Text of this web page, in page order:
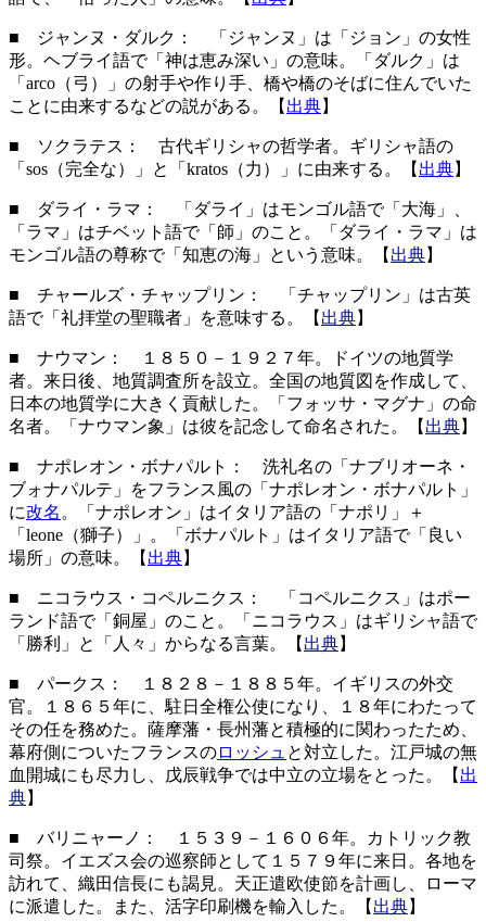
■ ジャンヌ・ダルク： 「ジャンヌ」は「ジョン」の女性
形。ヘブライ語で「神は恵み深い」の意味。「ダルク」は
「arco（弓）」の射手や作り手、橋や橋のそばに住んでいた
ことに由来するなどの説がある。【 出典】
■ ソクラテス： 古代ギリシャの哲学者。ギリシャ語の
「sos（完全な）」と「kratos（力）」に由来する。【 出典】
■ ダライ・ラマ： 「ダライ」はモンゴル語で「大海」、
「ラマ」はチベット語で「師」のこと。「ダライ・ラマ」は
モンゴル語の尊称で「知恵の海」という意味。【 出典】
■ チャールズ・チャップリン： 「チャップリン」は古英
語で「礼拝堂の聖職者」を意味する。【 出典】
■ ナウマン ： １８５０－１９２７年。ドイツの地質学
者。来日後、地質調査所を設立。全国の地質図を作成して、
日本の地質学に大きく貢献した。「フォッサ・マグナ」の命
名者。「ナウマン象」は彼を記念して命名された。【 出典】
■ ナポレオン・ボナパルト： 洗礼名の「ナブリオーネ・
ブォナパルテ」をフランス風の「ナポレオン・ボナパルト」
に改名 。「ナポレオン」はイタリア語の「ナポリ」＋
「leone（獅子）」。「ボナパルト」はイタリア語で「良い
場所」の意味。【 出典】
■ ニコラウス・コペルニクス： 「コペルニクス」はポー
ランド語で「銅屋」のこと。「ニコラウス」はギリシャ語で
「勝利」と「人々」からなる言葉。【 出典】
■ パークス ： １８２８－１８８５年。イギリスの外交
官。１８６５年に、駐日全権公使になり、１８年にわたって
その任を務めた。薩摩藩・長州藩と積極的に関わったため、
幕府側についたフランスのロッシュ と対立した。江戸城の無
血開城にも尽力し、戊辰戦争では中立の立場をとった。【 出
典】
■ バリニャーノ ： １５３９－１６０６年。カトリック教
司祭。イエズス会の巡察師として１５７９年に来日。各地を
訪れて、織田信長にも謁見。天正遣欧使節を計画し、ローマ
に派遣した。また、活字印刷機を輸入した。【 出典】